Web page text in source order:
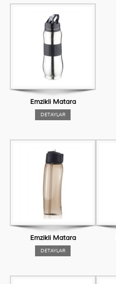
Emzikli Matara
DETAYLAR
Emzikli Matara
DETAYLAR